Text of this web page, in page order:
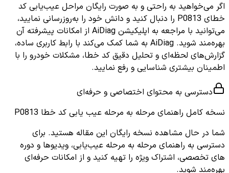
اگر می‌خواهید به راحتی و به صورت رایگان مراحل عیب‌یابی کد
خطای P0813 را دنبال کنید و دانش خود را به‌روزرسانی نمایید،
می‌توانید با مراجعه به اپلیکیشن AiDiag از امکانات پیشرفته آن
بهره‌مند شوید. AiDiag به شما کمک می‌کند با رابط کاربری ساده،
گزارش‌های لحظه‌ای و تحلیل دقیق کد خطا، مشکلات خودرو را با
اطمینان بیشتری شناسایی و رفع نمایید.
دسترسی به محتوای اختصاصی و حرفه‌ای
نسخه کامل راهنمای مرحله به مرحله عیب یابی کد خطا P0813
شما در حال مشاهده نسخه رایگان این مقاله هستید. برای
دسترسی به راهنمای مرحله به مرحله عیب‌یابی، ویدیوها و دوره
های تخصصی، اشتراک ویژه را تهیه کنید و از امکانات حرفه‌ای
بهره‌مند شوید.